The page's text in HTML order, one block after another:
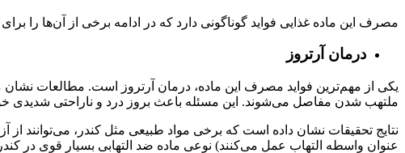
مصرف این ماده غذایی فواید گوناگونی دارد که در ادامه برخی از آن‌ها را
درمان آرتروز
یکی از مهم‌ترین فواید مصرف این ماده، درمان آرتروز است. مطالعات
ملتهب شدن مفاصل می‌شوند. این مسئله باعث بروز درد و ناراحتی شدیدی
نتایج تحقیقات نشان داده است که برخی مواد طبیعی مثل کندر، می‌توانند از
عنوان واسطه التهاب عمل می‌کنند) نوعی ماده ضد التهابی بسیار قوی در